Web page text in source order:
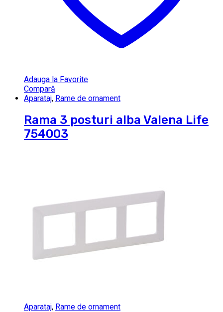
Adauga la Favorite
Compară
Aparataj, Rame de ornament
Rama 3 posturi alba Valena Life
754003
Aparataj, Rame de ornament